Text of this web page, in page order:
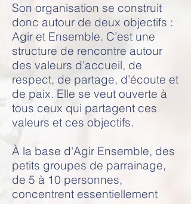
Son organisation se construit
donc autour de deux objectifs :
Agir et Ensemble. C’est une
structure de rencontre autour
des valeurs d’accueil, de
respect, de partage, d’écoute et
de paix. Elle se veut ouverte à
tous ceux qui partagent ces
valeurs et ces objectifs.
À la base d'Agir Ensemble, des
petits groupes de parrainage,
de 5 à 10 personnes,
concentrent essentiellement